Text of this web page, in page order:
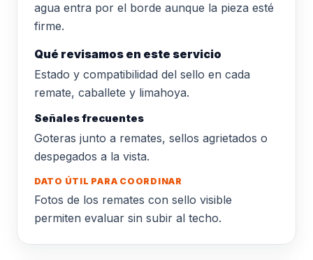
agua entra por el borde aunque la pieza esté
firme.
Qué revisamos en este servicio
Estado y compatibilidad del sello en cada
remate, caballete y limahoya.
Señales frecuentes
Goteras junto a remates, sellos agrietados o
despegados a la vista.
DATO ÚTIL PARA COORDINAR
Fotos de los remates con sello visible
permiten evaluar sin subir al techo.